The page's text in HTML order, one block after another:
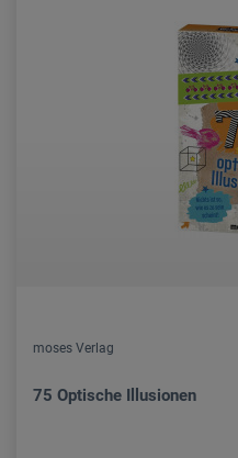
moses Verlag
75 Optische Illusionen